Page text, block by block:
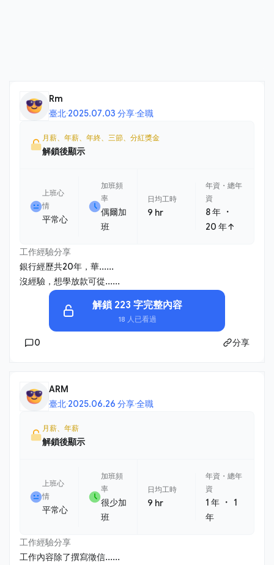
Rm
臺北·2025.07.03 分享·全職
月薪、年薪、年終、三節、分紅獎金
解鎖後顯示
上班心
情
平常心
加班頻
率
偶爾加
班
日均工時
9 hr
年資・總年
資
8 年 ・
20 年↑
工作經驗分享
銀行經歷共20年，華......
沒經驗，想學放款可從......
解鎖 223 字完整內容
18 人已看過
0 分享
ARM
臺北·2025.06.26 分享·全職
月薪、年薪
解鎖後顯示
上班心
情
平常心
加班頻
率
很少加
班
日均工時
9 hr
年資・總年
資
1 年 ・1
年
工作經驗分享
工作內容除了撰寫徵信......